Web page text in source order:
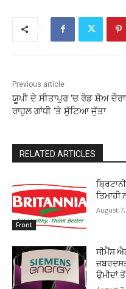
Previous article
ਯੂਪੀ ਦੇ ਸੀਤਾਪੁਰ ‘ਚ ਰੋਡ ਸ਼ੋਅ
ਰਾਹੁਲ ਗਾਂਧੀ ‘ਤੇ ਸੁੱਟਿਆ ਜੁੱਤਾ
RELATED ARTICLES
Front
August
ਸੀਮੈਂਸ
ਜ਼ਬਰਦਸਤ
ਉਮੀਦਾਂ